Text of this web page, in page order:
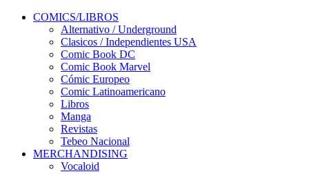
COMICS/LIBROS
Alternativo / Underground
Clasicos / Independientes USA
Comic Book DC
Comic Book Marvel
Cómic Europeo
Comic Latinoamericano
Libros
Manga
Revistas
Tebeo Nacional
MERCHANDISING
Vocaloid